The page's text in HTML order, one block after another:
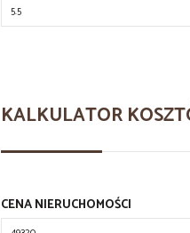
KALKULATOR
CENA NIERUCHOMOŚCI